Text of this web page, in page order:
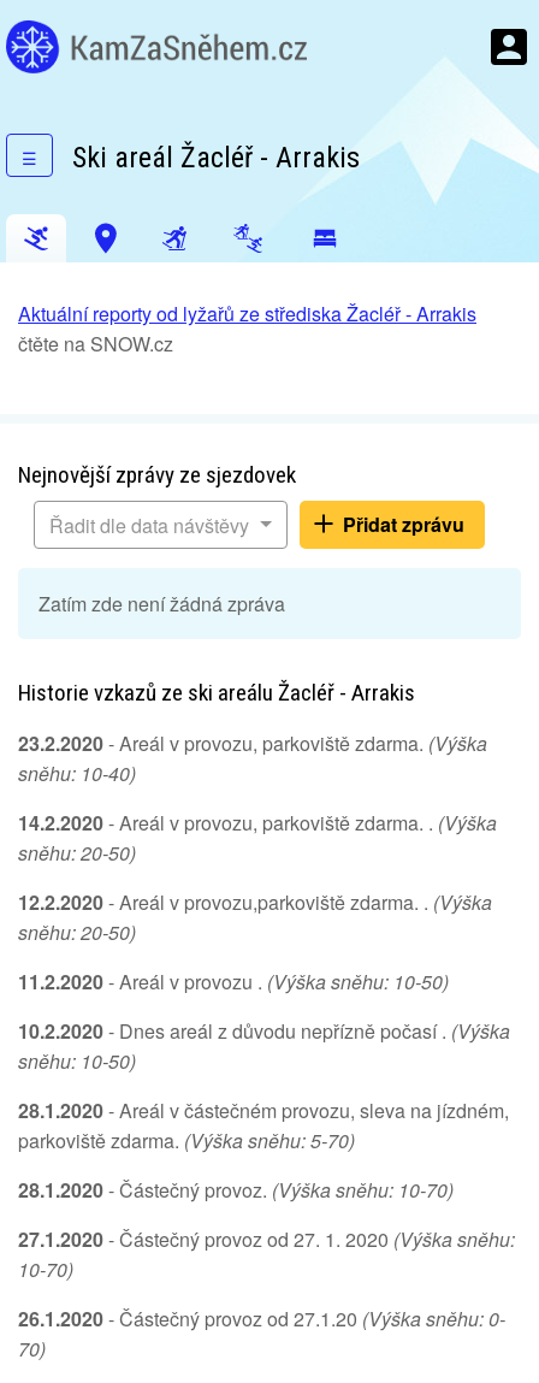
☰ Ski areál Žacléř - Arrakis
Aktuální reporty od lyžařů ze střediska Žacléř - Arrakis
čtěte na SNOW.cz
Nejnovější zprávy ze sjezdovek
Řadit dle data návštěvy
Přidat zprávu
Zatím zde není žádná zpráva
Historie vzkazů ze ski areálu Žacléř - Arrakis
23.2.2020- Areál v provozu, parkoviště zdarma. (Výška
sněhu: 10-40)
14.2.2020- Areál v provozu, parkoviště zdarma. . (Výška
sněhu: 20-50)
12.2.2020- Areál v provozu,parkoviště zdarma. . (Výška
sněhu: 20-50)
11.2.2020- Areál v provozu . (Výška sněhu: 10-50)
10.2.2020- Dnes areál z důvodu nepřízně počasí . (Výška
sněhu: 10-50)
28.1.2020- Areál v částečném provozu, sleva na jízdném,
parkoviště zdarma. (Výška sněhu: 5-70)
28.1.2020- Částečný provoz. (Výška sněhu: 10-70)
27.1.2020- Částečný provoz od 27. 1. 2020 (Výška sněhu:
10-70)
26.1.2020- Částečný provoz od 27.1.20 (Výška sněhu: 0-
70)